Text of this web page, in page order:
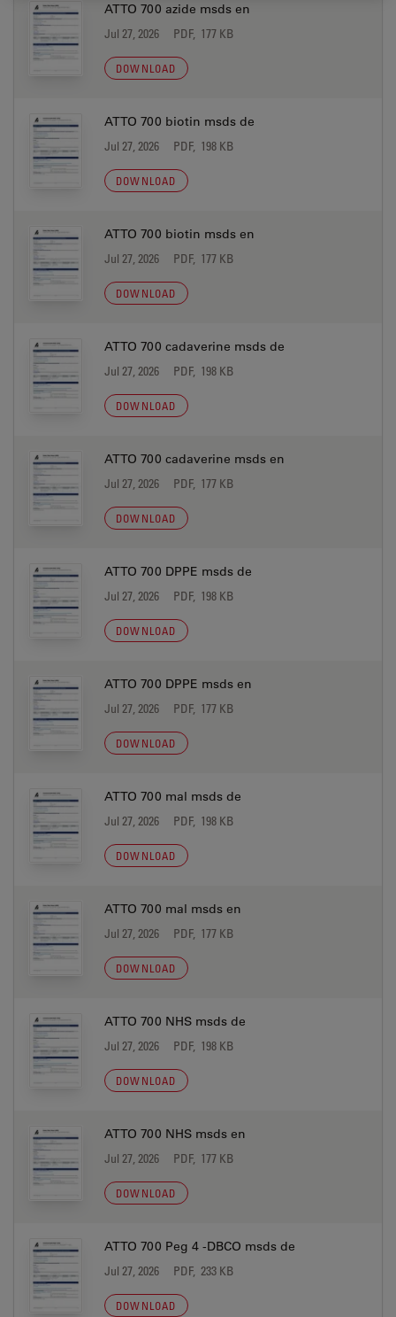
ATTO 700 azide msds en
Jul 27, 2026 PDF, 177 KB
DOWNLOAD
ATTO 700 biotin msds de
Jul 27, 2026 PDF, 198 KB
DOWNLOAD
ATTO 700 biotin msds en
Jul 27, 2026 PDF, 177 KB
DOWNLOAD
ATTO 700 cadaverine msds de
Jul 27, 2026 PDF, 198 KB
DOWNLOAD
ATTO 700 cadaverine msds en
Jul 27, 2026 PDF, 177 KB
DOWNLOAD
ATTO 700 DPPE msds de
Jul 27, 2026 PDF, 198 KB
DOWNLOAD
ATTO 700 DPPE msds en
Jul 27, 2026 PDF, 177 KB
DOWNLOAD
ATTO 700 mal msds de
Jul 27, 2026 PDF, 198 KB
DOWNLOAD
ATTO 700 mal msds en
Jul 27, 2026 PDF, 177 KB
DOWNLOAD
ATTO 700 NHS msds de
Jul 27, 2026 PDF, 198 KB
DOWNLOAD
ATTO 700 NHS msds en
Jul 27, 2026 PDF, 177 KB
DOWNLOAD
ATTO 700 Peg 4 -DBCO msds de
Jul 27, 2026 PDF, 233 KB
DOWNLOAD